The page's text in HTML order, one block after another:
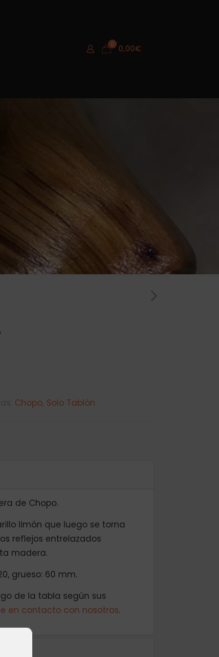
0 0,00€
Chopo Solo Tablón
de Chopo.
limón que luego se torna
reflejos entrelazados
madera.
grueso: 60 mm.
de la tabla según sus
en contacto con nosotros.